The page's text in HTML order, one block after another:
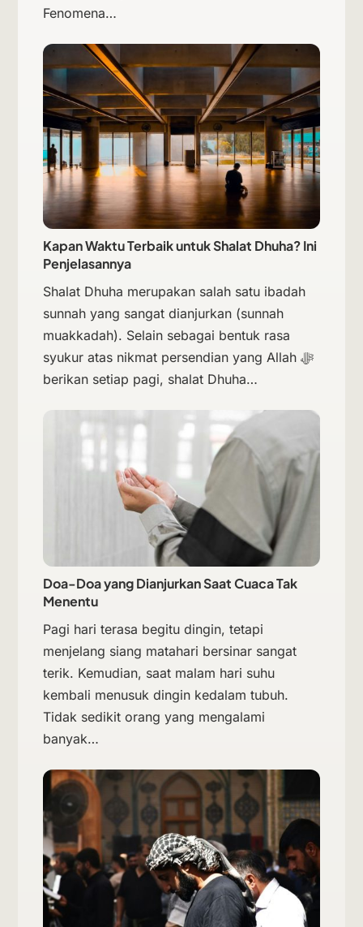
Fenomena…
Kapan Waktu Terbaik untuk Shalat Dhuha? Ini
Penjelasannya
Shalat Dhuha merupakan salah satu ibadah
sunnah yang sangat dianjurkan (sunnah
muakkadah). Selain sebagai bentuk rasa
syukur atas nikmat persendian yang Allah ﷻ
berikan setiap pagi, shalat Dhuha…
Doa-Doa yang Dianjurkan Saat Cuaca Tak
Menentu
Pagi hari terasa begitu dingin, tetapi
menjelang siang matahari bersinar sangat
terik. Kemudian, saat malam hari suhu
kembali menusuk dingin kedalam tubuh.
Tidak sedikit orang yang mengalami
banyak…